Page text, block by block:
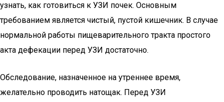
узнать, как готовиться к УЗИ почек. Основным
требованием является чистый, пустой кишечник. В случае
нормальной работы пищеварительного тракта простого
акта дефекации перед УЗИ достаточно.
Обследование, назначенное на утреннее время,
желательно проводить натощак. Перед УЗИ